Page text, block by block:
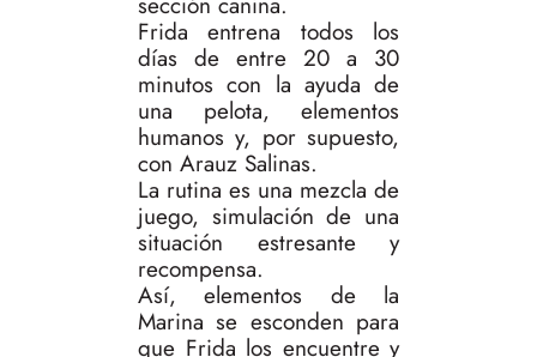
Frida entrena todos los
días de entre 20 a 30
minutos con la ayuda de
una pelota, elementos
humanos y, por supuesto,
con Arauz Salinas.
La rutina es una mezcla de
juego, simulación de una
situación estresante y
recompensa.
Así, elementos de la
Marina se esconden para
que Frida los encuentre y